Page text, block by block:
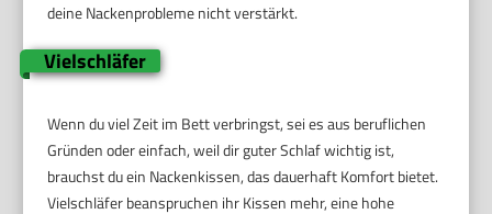
deine Nackenprobleme nicht verstärkt.
Vielschläfer
Wenn du viel Zeit im Bett verbringst, sei es aus beruflichen
Gründen oder einfach, weil dir guter Schlaf wichtig ist,
brauchst du ein Nackenkissen, das dauerhaft Komfort bietet.
Vielschläfer beanspruchen ihr Kissen mehr, eine hohe